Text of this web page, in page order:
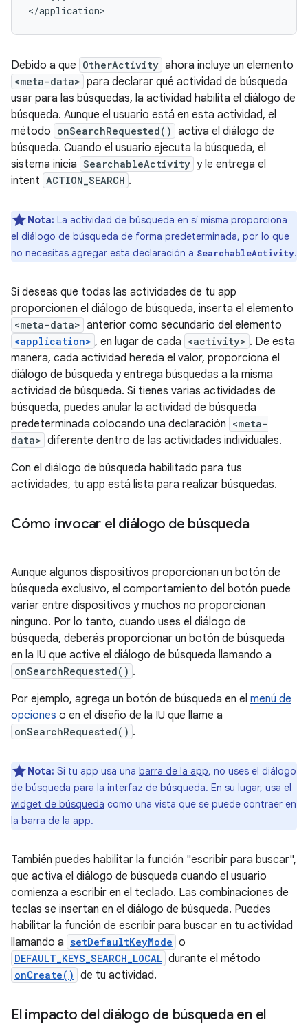
</application>
Debido a que OtherActivity ahora incluye un elemento
<meta-data> para declarar qué actividad de búsqueda
usar para las búsquedas, la actividad habilita el diálogo de
búsqueda. Aunque el usuario está en esta actividad, el
método onSearchRequested() activa el diálogo de
búsqueda. Cuando el usuario ejecuta la búsqueda, el
sistema inicia SearchableActivity y le entrega el
intent ACTION_SEARCH .
Nota: La actividad de búsqueda en sí misma proporciona
el diálogo de búsqueda de forma predeterminada, por lo que
no necesitas agregar esta declaración a SearchableActivity.
Si deseas que todas las actividades de tu app
proporcionen el diálogo de búsqueda, inserta el elemento
<meta-data> anterior como secundario del elemento
<application> , en lugar de cada <activity> . De esta
manera, cada actividad hereda el valor, proporciona el
diálogo de búsqueda y entrega búsquedas a la misma
actividad de búsqueda. Si tienes varias actividades de
búsqueda, puedes anular la actividad de búsqueda
predeterminada colocando una declaración <meta-
data> diferente dentro de las actividades individuales.
Con el diálogo de búsqueda habilitado para tus
actividades, tu app está lista para realizar búsquedas.
Cómo invocar el diálogo de búsqueda
Aunque algunos dispositivos proporcionan un botón de
búsqueda exclusivo, el comportamiento del botón puede
variar entre dispositivos y muchos no proporcionan
ninguno. Por lo tanto, cuando uses el diálogo de
búsqueda, deberás proporcionar un botón de búsqueda
en la IU que active el diálogo de búsqueda llamando a
onSearchRequested() .
Por ejemplo, agrega un botón de búsqueda en el menú de
opciones o en el diseño de la IU que llame a
onSearchRequested() .
Nota: Si tu app usa una barra de la app, no uses el diálogo
de búsqueda para la interfaz de búsqueda. En su lugar, usa el
widget de búsqueda como una vista que se puede contraer en
la barra de la app.
También puedes habilitar la función "escribir para buscar",
que activa el diálogo de búsqueda cuando el usuario
comienza a escribir en el teclado. Las combinaciones de
teclas se insertan en el diálogo de búsqueda. Puedes
habilitar la función de escribir para buscar en tu actividad
llamando a setDefaultKeyMode o
DEFAULT_KEYS_SEARCH_LOCAL durante el método
onCreate() de tu actividad.
El impacto del diálogo de búsqueda en el